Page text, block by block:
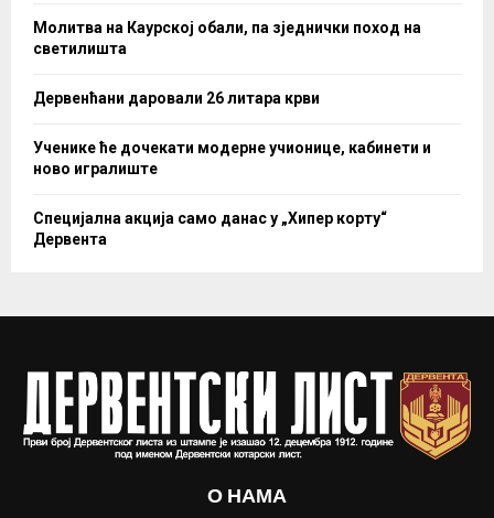
Молитва на Каурској обали, па зједнички поход на
светилишта
Дервенћани даровали 26 литара крви
Ученике ће дочекати модерне учионице, кабинети и
ново игралиште
Специјална акција само данас у „Хипер корту“
Дервента
О НАМА